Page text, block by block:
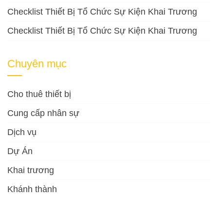
Checklist Thiết Bị Tổ Chức Sự Kiện Khai Trương
Checklist Thiết Bị Tổ Chức Sự Kiện Khai Trương
Chuyên mục
Cho thuê thiết bị
Cung cấp nhân sự
Dịch vụ
Dự Án
Khai trương
Khánh thành